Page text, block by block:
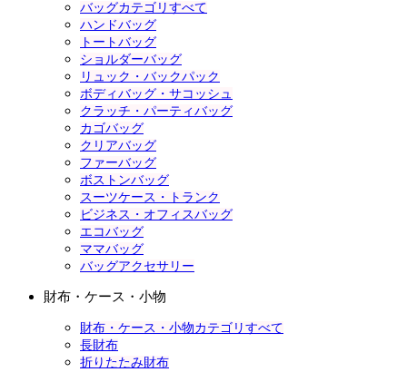
バッグカテゴリすべて
ハンドバッグ
トートバッグ
ショルダーバッグ
リュック・バックパック
ボディバッグ・サコッシュ
クラッチ・パーティバッグ
カゴバッグ
クリアバッグ
ファーバッグ
ボストンバッグ
スーツケース・トランク
ビジネス・オフィスバッグ
エコバッグ
ママバッグ
バッグアクセサリー
財布・ケース・小物
財布・ケース・小物カテゴリすべて
長財布
折りたたみ財布